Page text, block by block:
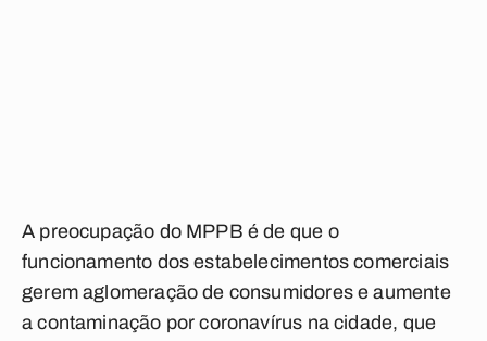
A preocupação do MPPB é de que o
funcionamento dos estabelecimentos comerciais
gerem aglomeração de consumidores e aumente
a contaminação por coronavírus na cidade, que